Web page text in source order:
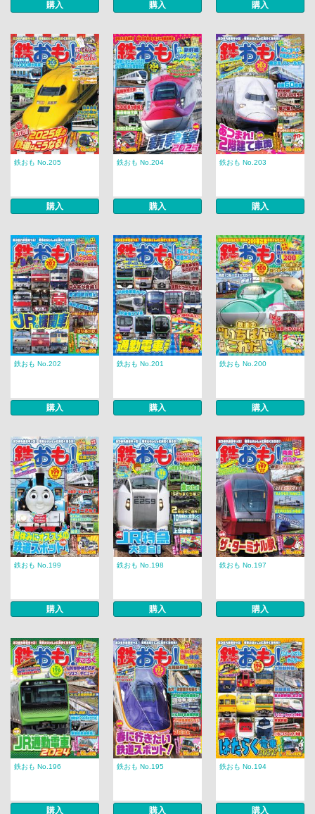
購入 購入 購入
鉄おも No.205
購入
鉄おも No.204
購入
鉄おも No.203
購入
鉄おも No.202
購入
鉄おも No.201
購入
鉄おも No.200
購入
鉄おも No.199
購入
鉄おも No.198
購入
鉄おも No.197
購入
鉄おも No.196
購入
鉄おも No.195
購入
鉄おも No.194
購入